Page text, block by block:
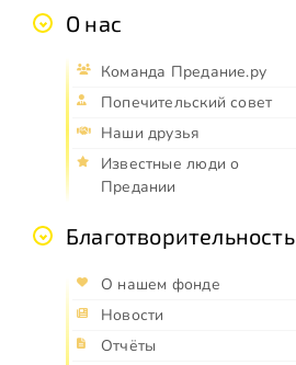
О нас
Команда Предание.ру
Попечительский совет
Наши друзья
Известные люди о
Предании
Благотворительность
О нашем фонде
Новости
Отчёты